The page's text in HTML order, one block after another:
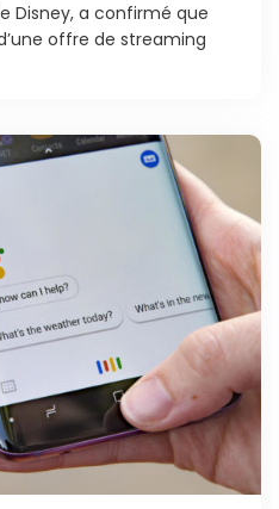
Disney, a confirmé que
offre de streaming